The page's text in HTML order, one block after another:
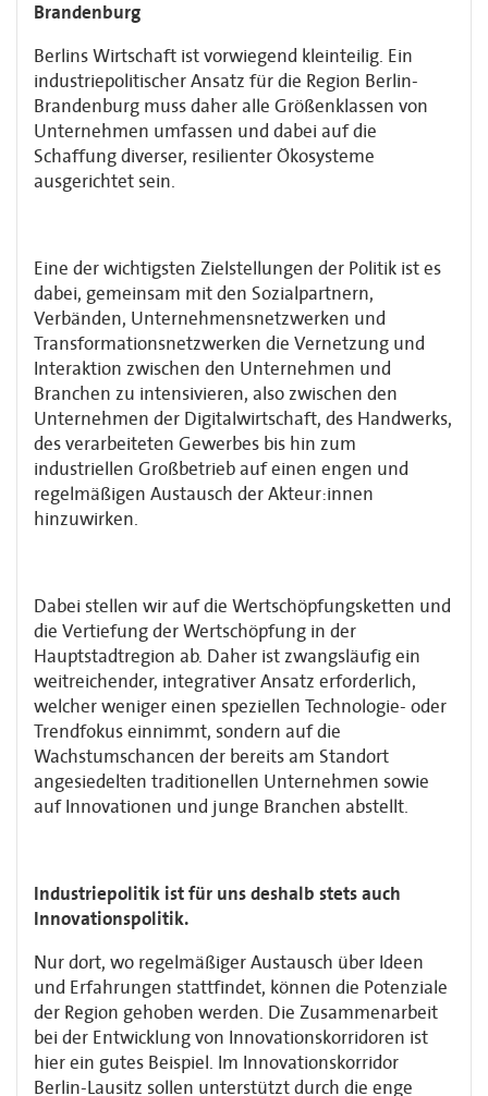
Brandenburg
Berlins Wirtschaft ist vorwiegend kleinteilig. Ein
industriepolitischer Ansatz für die Region Berlin-
Brandenburg muss daher alle Größenklassen von
Unternehmen umfassen und dabei auf die
Schaffung diverser, resilienter Ökosysteme
ausgerichtet sein.
Eine der wichtigsten Zielstellungen der Politik ist es
dabei, gemeinsam mit den Sozialpartnern,
Verbänden, Unternehmensnetzwerken und
Transformationsnetzwerken die Vernetzung und
Interaktion zwischen den Unternehmen und
Branchen zu intensivieren, also zwischen den
Unternehmen der Digitalwirtschaft, des Handwerks,
des verarbeiteten Gewerbes bis hin zum
industriellen Großbetrieb auf einen engen und
regelmäßigen Austausch der Akteur:innen
hinzuwirken.
Dabei stellen wir auf die Wertschöpfungsketten und
die Vertiefung der Wertschöpfung in der
Hauptstadtregion ab. Daher ist zwangsläufig ein
weitreichender, integrativer Ansatz erforderlich,
welcher weniger einen speziellen Technologie- oder
Trendfokus einnimmt, sondern auf die
Wachstumschancen der bereits am Standort
angesiedelten traditionellen Unternehmen sowie
auf Innovationen und junge Branchen abstellt.
Industriepolitik ist für uns deshalb stets auch
Innovationspolitik.
Nur dort, wo regelmäßiger Austausch über Ideen
und Erfahrungen stattfindet, können die Potenziale
der Region gehoben werden. Die Zusammenarbeit
bei der Entwicklung von Innovationskorridoren ist
hier ein gutes Beispiel. Im Innovationskorridor
Berlin-Lausitz sollen unterstützt durch die enge